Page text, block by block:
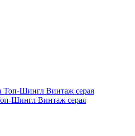
Шингл Винтаж серая